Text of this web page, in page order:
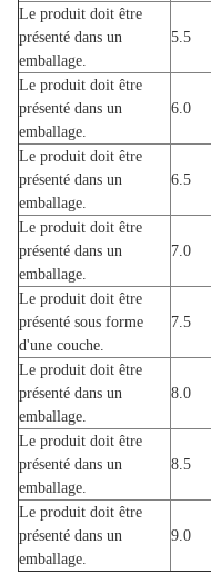
Le produit doit être
présenté dans un
emballage.
5.5
Le produit doit être
présenté dans un
emballage.
6.0
Le produit doit être
présenté dans un
emballage.
6.5
Le produit doit être
présenté dans un
emballage.
7.0
Le produit doit être
présenté sous forme
d'une couche.
7.5
Le produit doit être
présenté dans un
emballage.
8.0
Le produit doit être
présenté dans un
emballage.
8.5
Le produit doit être
présenté dans un
emballage.
9.0